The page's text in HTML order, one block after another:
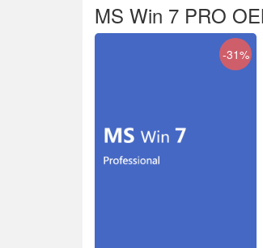
MS Win 7 PRO
-31%